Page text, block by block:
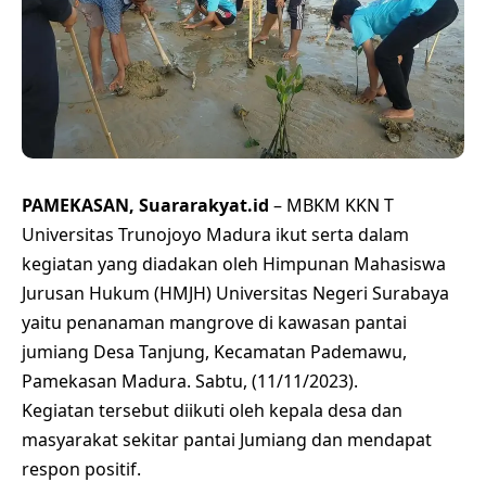
PAMEKASAN, Suararakyat.id – MBKM KKN T
Universitas Trunojoyo Madura ikut serta dalam
kegiatan yang diadakan oleh Himpunan Mahasiswa
Jurusan Hukum (HMJH) Universitas Negeri Surabaya
yaitu penanaman mangrove di kawasan pantai
jumiang Desa Tanjung, Kecamatan Pademawu,
Pamekasan Madura. Sabtu, (11/11/2023).
Kegiatan tersebut diikuti oleh kepala desa dan
masyarakat sekitar pantai Jumiang dan mendapat
respon positif.